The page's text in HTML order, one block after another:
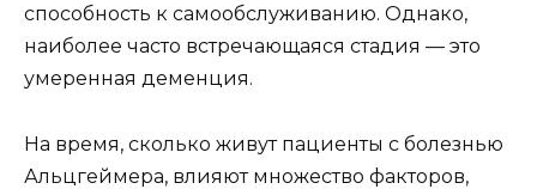
способность к самообслуживанию. Однако,
наиболее часто встречающаяся стадия — это
умеренная деменция.
На время, сколько живут пациенты с болезнью
Альцгеймера, влияют множество факторов,